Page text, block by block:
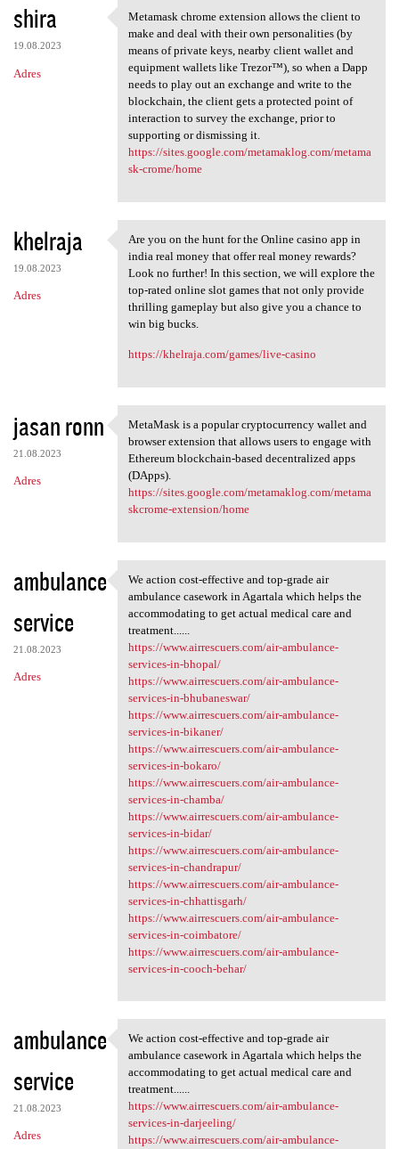
shira
19.08.2023
Adres
Metamask chrome extension
Metamask chrome extension allows the client to
make and deal with their own personalities (by
means of private keys, nearby client wallet and
equipment wallets like Trezor™), so when a Dapp
needs to play out an exchange and write to the
blockchain, the client gets a protected point of
interaction to survey the exchange, prior to
supporting or dismissing it.
https://sites.google.com/metamaklog.com/metama
sk-crome/home
khelraja
19.08.2023
Adres
Are you on the hunt for the
Are you on the hunt for the Online casino app in
india real money that offer real money rewards?
Look no further! In this section, we will explore the
top-rated online slot games that not only provide
thrilling gameplay but also give you a chance to
win big bucks.
https://khelraja.com/games/live-casino
jasan ronn
21.08.2023
Adres
MetaMask is a popular
MetaMask is a popular cryptocurrency wallet and
browser extension that allows users to engage with
Ethereum blockchain-based decentralized apps
(DApps).
https://sites.google.com/metamaklog.com/metama
skcrome-extension/home
ambulance
service
21.08.2023
Adres
We action cost-effective and
We action cost-effective and top-grade air
ambulance casework in Agartala which helps the
accommodating to get actual medical care and
treatment......
https://www.airrescuers.com/air-ambulance-
services-in-bhopal/
https://www.airrescuers.com/air-ambulance-
services-in-bhubaneswar/
https://www.airrescuers.com/air-ambulance-
services-in-bikaner/
https://www.airrescuers.com/air-ambulance-
services-in-bokaro/
https://www.airrescuers.com/air-ambulance-
services-in-chamba/
https://www.airrescuers.com/air-ambulance-
services-in-bidar/
https://www.airrescuers.com/air-ambulance-
services-in-chandrapur/
https://www.airrescuers.com/air-ambulance-
services-in-chhattisgarh/
https://www.airrescuers.com/air-ambulance-
services-in-coimbatore/
https://www.airrescuers.com/air-ambulance-
services-in-cooch-behar/
ambulance
service
21.08.2023
Adres
We action cost-effective and
We action cost-effective and top-grade air
ambulance casework in Agartala which helps the
accommodating to get actual medical care and
treatment......
https://www.airrescuers.com/air-ambulance-
services-in-darjeeling/
https://www.airrescuers.com/air-ambulance-